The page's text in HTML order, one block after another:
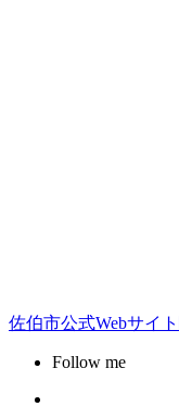
佐伯市公式Webサイト
Follow me